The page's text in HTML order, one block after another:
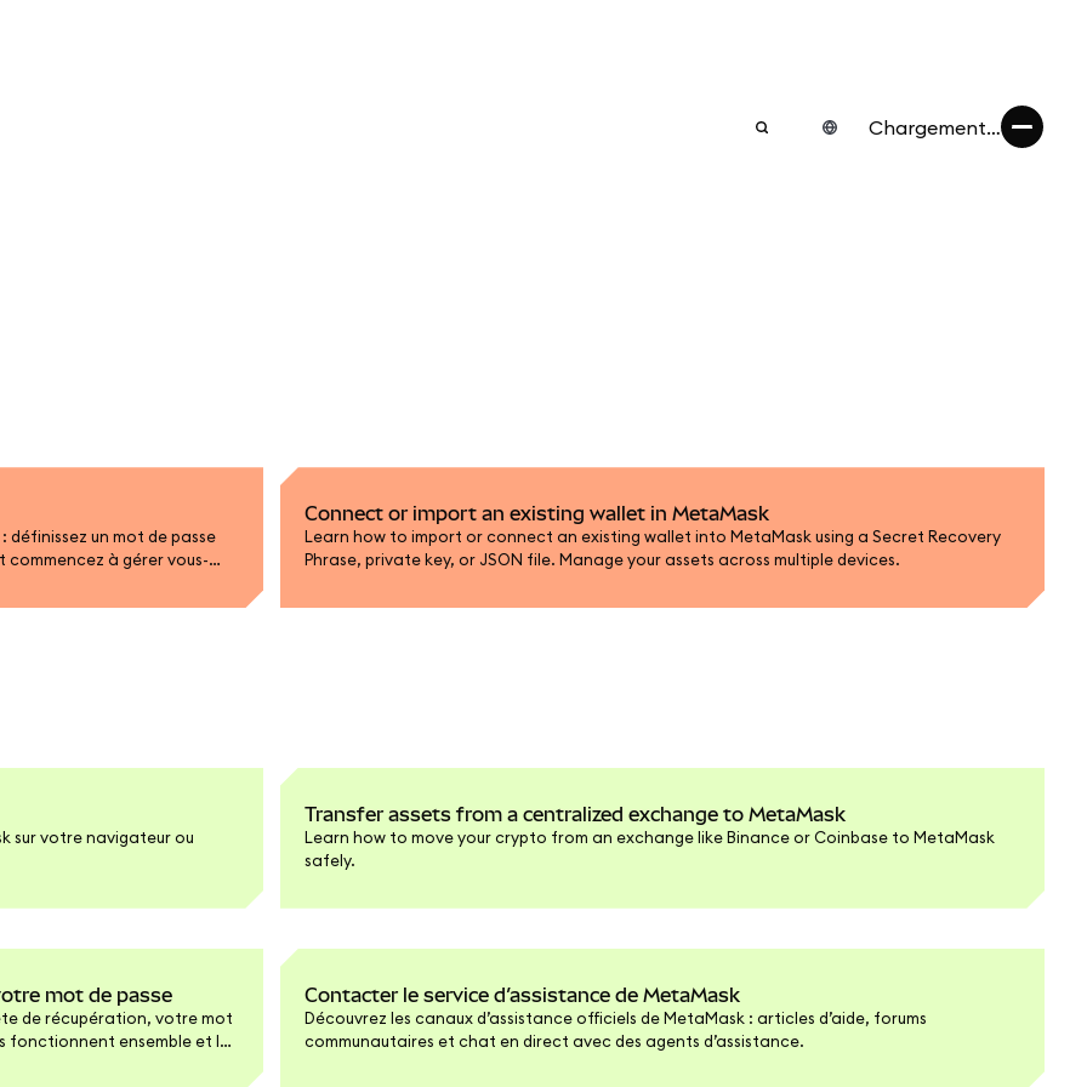
Chargement…
un mot de passe
à gérer vous-
Connect or import an existing wallet in MetaMask
Learn how to import or connect an existing wallet into MetaMask using a Secret Recovery
Phrase, private key, or JSON file. Manage your assets across multiple devices.
sur votre navigateur ou
Transfer assets from a centralized exchange to MetaMask
Learn how to move your crypto from an exchange like Binance or Coinbase to MetaMask
safely.
mot de passe
de récupération, votre mot
fonctionnent ensemble et les
Contacter le service d’assistance de MetaMask
Découvrez les canaux d’assistance officiels de MetaMask : articles d’aide, forums
communautaires et chat en direct avec des agents d’assistance.